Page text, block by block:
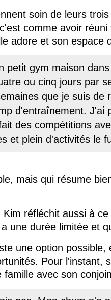
soin de leurs
comme avoir
adore et son espace
petit gym maison
ou cinq jours par
que je suis
d'entraînement. J'ai
des compétitions
et plein d'activités le
mais qui résume
réfléchit aussi à
une durée limitée et
une option
Pour l'instant,
famille avec son